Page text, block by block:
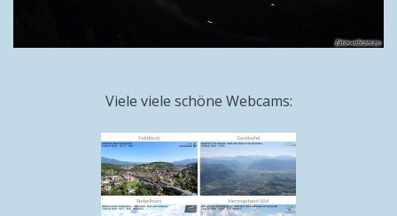
Viele viele schöne Webcams: